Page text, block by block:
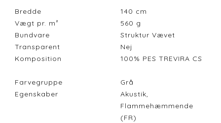
Bredde 140 cm
Vægt pr. m²
560 g
Bundvare
Struktur Vævet
Transparent
Nej
Komposition
100% PES TREVIRA CS
Farvegruppe
Grå
Egenskaber
Akustik,
Flammehæmmende
(FR)